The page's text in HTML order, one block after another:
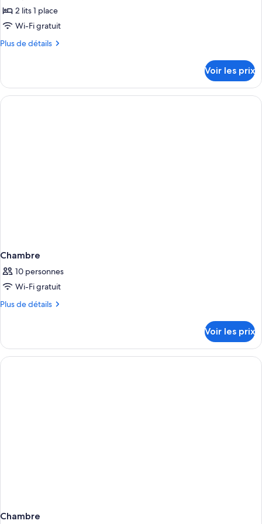
chambres
pour
ce
type
Appartement
Économique
2 lits 1 place
Wi-Fi gratuit
Plus de détails
Plus
le
type
de
Voir les prix
Chambre
10 personnes
Wi-Fi gratuit
Plus de détails
Plus
le
type
de
Voir les prix
Chambre